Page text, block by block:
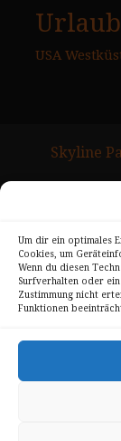
Um dir ein optimales
Cookies, um
Wenn du diesen
Surfverhalten oder
Zustimmung nicht
Funktionen
USA
Skyline
Kontakt
Alle
All